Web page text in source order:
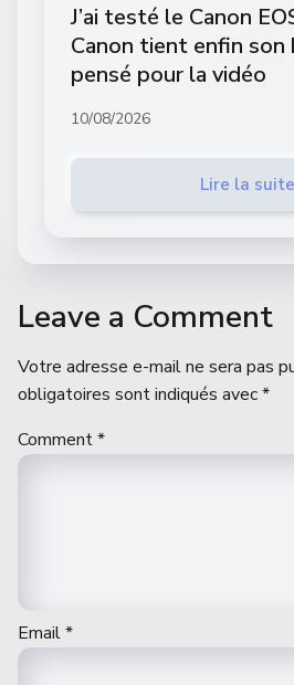
J’ai testé le Canon
Canon tient enfin son
pensé pour la vidéo
10/08/2026
Lire la suite
Leave a Comment
Votre adresse e-mail ne sera pas
obligatoires sont indiqués avec*
Comment*
Email*